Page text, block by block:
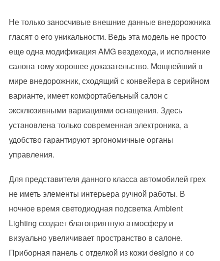
Не только заносчивые внешние данные внедорожника
гласят о его уникальности. Ведь эта модель не просто
еще одна модификация AMG вездехода, и исполнение
салона тому хорошее доказательство. Мощнейший в
мире внедорожник, сходящий с конвейера в серийном
варианте, имеет комфортабельный салон с
эксклюзивными вариациями оснащения. Здесь
установлена только современная электроника, а
удобство гарантируют эргономичные органы
управления.
Для представителя данного класса автомобилей грех
не иметь элементы интерьера ручной работы. В
ночное время светодиодная подсветка Ambient
Lighting создает благоприятную атмосферу и
визуально увеличивает пространство в салоне.
Приборная панель с отделкой из кожи designo и со